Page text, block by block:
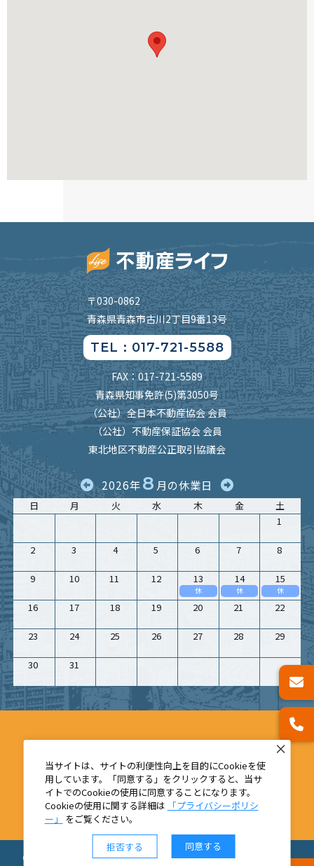
〒030-0862
青森県青森市古川2丁目9番13号
TEL：017-721-5588
FAX：017-721-5589
青森県知事免許(5)第3050号
（公社）全日本不動産協会 会員
（公社）不動産保証協会 会員
東北地区不動産公正取引協議会
2026年8 月の休業日
日 月 火 水 木 金
土
1
2 3 4 5 6 7 8
9 10 11 12 13
休
14
休
15
休
16 17 18 19 20 21 22
23 24 25 26 27 28 29
30 31
©2010 - 2025 有限会社不動産ライフ ALL Right Reserved.
当サイトは、サイトの利便性向上を目的にCookieを使
用しています。「同意する」をクリックすると、当サ
イトでのCookieの使用に同意することになります。
Cookieの使用に関する詳細は
「プライバシーポリシ
ー」
をご覧ください。
拒否する 同意する